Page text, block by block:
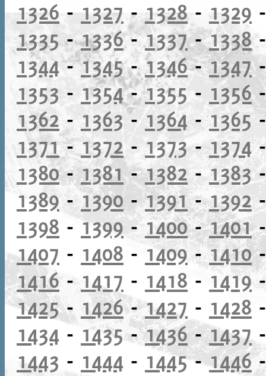
1326 - 1327 -1328- 1329
1335-1336-1337-1338
1344-1345-1346-1347
1353 - 1354-1355 - 1356
1362 - 1363- 1364-1365
1371-1372 - 1373-1374
1380-1381-1382-1383
1389 -1390-1391-1392
1398 -1399 -1400-1401
1407 - 1408 - 1409-1410
1416- 1417 - 1418 - 1419
1425- 1426-1427 - 1428
1434 - 1435-1436- 1437
1443 - 1444 - 1445-1446